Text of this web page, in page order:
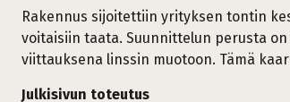
Rakennus sijoitettiin yrityksen tontin
voitaisiin taata. Suunnittelun perusta
viittauksena linssin muotoon. Tämä
Julkisivun toteutus